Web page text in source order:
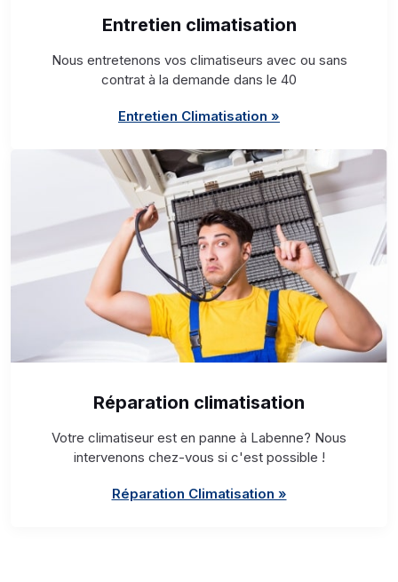
Entretien climatisation
Nous entretenons vos climatiseurs avec ou sans
contrat à la demande dans le 40
Entretien Climatisation »
Réparation climatisation
Votre climatiseur est en panne à Labenne? Nous
intervenons chez-vous si c'est possible !
Réparation Climatisation »